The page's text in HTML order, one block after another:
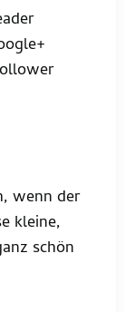
wenn der
kleine,
schön